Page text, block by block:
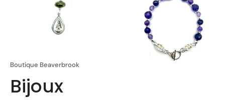
Boutique Beaverbrook
Bijoux